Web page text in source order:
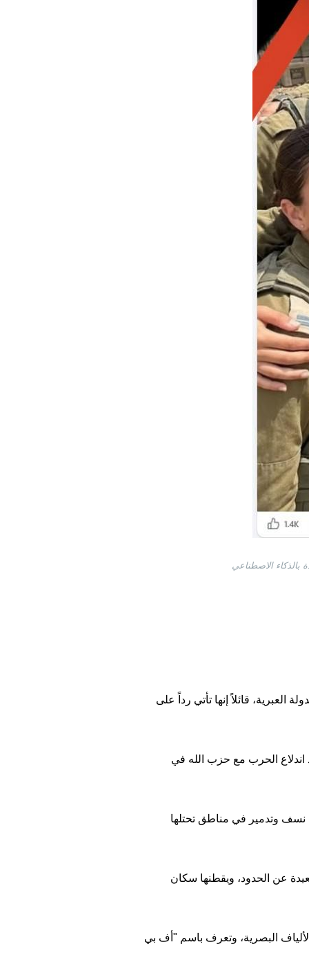
قائلاً إنها تأتي رداً على
بذلك عدد قتلاه هناك منذ اندلاع الحرب مع حزب الله في
نسف وتدمير في مناطق تحتلها
عن الحدود، ويقطنها سكان
البصرية، وتعرف باسم "أف بي